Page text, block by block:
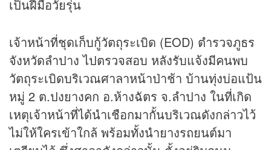
เป็นฝีมือวัยรุ่น
เจ้าหน้าที่ชุดเก็บกู้วัตถุระเบิด (EOD) ตำรวจภูธร
จังหวัดลำปาง ไปตรวจสอบ หลังรับแจ้งมีคนพบ
วัตถุระเบิดบริเวณศาลาหน้าป่าช้า บ้านทุ่งบ่อแป้น
หมู่ 2 ต.ปงยางคก อ.ห้างฉัตร จ.ลำปาง ในที่เกิด
เหตุเจ้าหน้าที่ได้นำเชือกมากั้นบริเวณดังกล่าวไว้
ไม่ให้ใครเข้าใกล้ พร้อมทั้งนำยางรถยนต์มา